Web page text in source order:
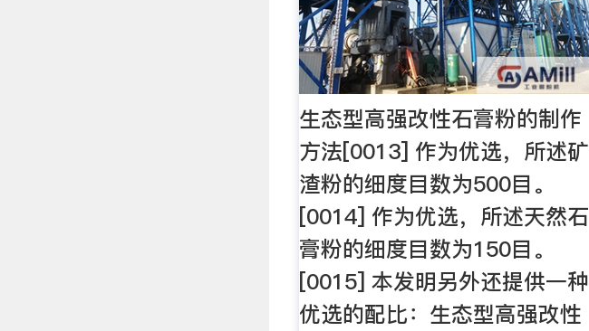
生态型高强改性石膏粉的制作
方法[0013] 作为优选，所述矿
渣粉的细度目数为500目。
[0014] 作为优选，所述天然石
膏粉的细度目数为150目。
[0015] 本发明另外还提供一种
优选的配比：生态型高强改性